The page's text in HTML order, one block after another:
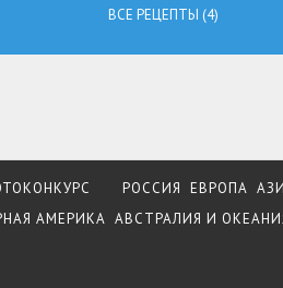
ВСЕ РЕЦЕПТЫ (4)
РОССИЯ ЕВРОПА
АМЕРИКА АВСТРАЛИЯ И